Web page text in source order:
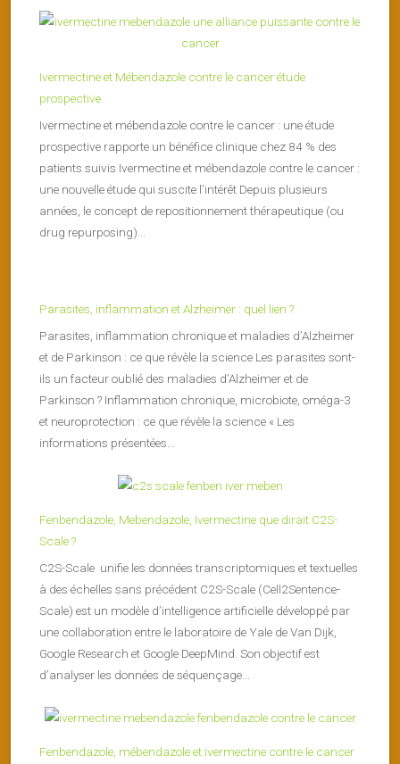
Ivermectine et Mébendazole contre le cancer étude
prospective
Ivermectine et mébendazole contre le cancer : une étude
prospective rapporte un bénéfice clinique chez 84 % des
patients suivis Ivermectine et mébendazole contre le cancer :
une nouvelle étude qui suscite l’intérêt Depuis plusieurs
années, le concept de repositionnement thérapeutique (ou
drug repurposing)...
Parasites, inflammation et Alzheimer : quel lien ?
Parasites, inflammation chronique et maladies d’Alzheimer
et de Parkinson : ce que révèle la science Les parasites sont-
ils un facteur oublié des maladies d’Alzheimer et de
Parkinson ? Inflammation chronique, microbiote, oméga-3
et neuroprotection : ce que révèle la science « Les
informations présentées...
Fenbendazole, Mebendazole, Ivermectine que dirait C2S-
Scale ?
C2S-Scale unifie les données transcriptomiques et textuelles
à des échelles sans précédent C2S-Scale (Cell2Sentence-
Scale) est un modèle d’intelligence artificielle développé par
une collaboration entre le laboratoire de Yale de Van Dijk,
Google Research et Google DeepMind. Son objectif est
d’analyser les données de séquençage...
Fenbendazole, mébendazole et ivermectine contre le cancer